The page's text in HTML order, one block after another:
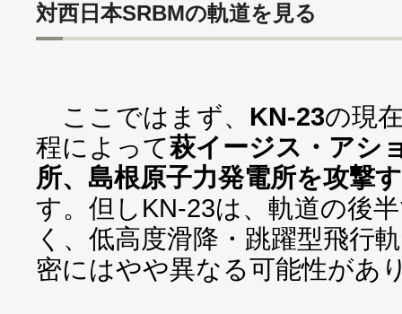
対西日本SRBMの軌道を見る
ここではまず、 KN-23の現
程によって萩イージス・アシ
所、島根原子力発電所を攻撃
す。但しKN-23は、軌道の後
く、低高度滑降・跳躍型飛行
密にはやや異なる可能性があ